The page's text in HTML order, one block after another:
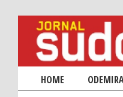
Menu principal
SALTAR PARA O
SALTAR PARA O
HOME